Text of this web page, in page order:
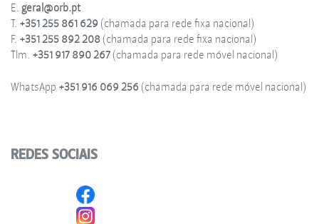
E.geral@orb.pt
T. +351 255 861 629 (chamada para rede fixa nacional)
F. +351 255 892 208(chamada para rede fixa nacional)
Tlm. +351 917 890 267(chamada para rede móvel nacional)
WhatsApp +351 916 069 256 (chamada para rede móvel nacional)
REDES SOCIAIS